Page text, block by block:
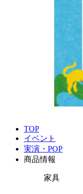
TOP
イベント
実演・POP
商品情報
家具